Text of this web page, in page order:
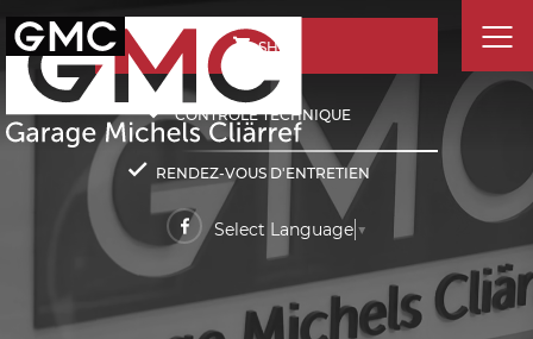
SHOP
CONTRÔLE TECHNIQUE
RENDEZ-VOUS D'ENTRETIEN
Select Language ▼